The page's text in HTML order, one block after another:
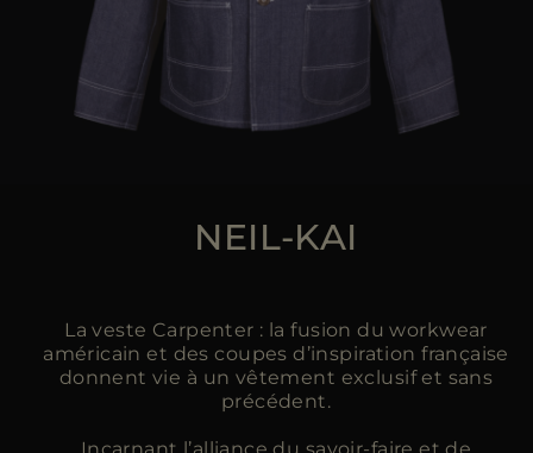
NEIL-KAI
La veste Carpenter : la fusion du workwear
américain et des coupes d’inspiration française
donnent vie à un vêtement exclusif et sans
précédent.